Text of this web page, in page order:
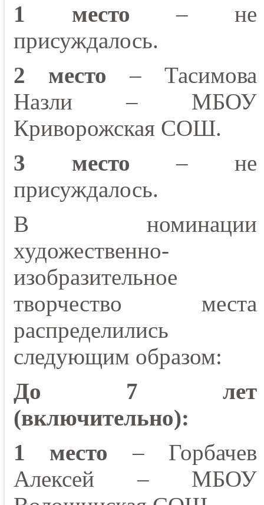
1 место – не
присуждалось.
2 место – Тасимова
Назли – МБОУ
Криворожская СОШ.
3 место – не
присуждалось.
В номинации
художественно-
изобразительное
творчество места
распределились
следующим образом:
До 7 лет
(включительно):
1 место– Горбачев
Алексей – МБОУ